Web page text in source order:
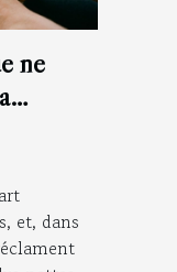
ne
et, dans